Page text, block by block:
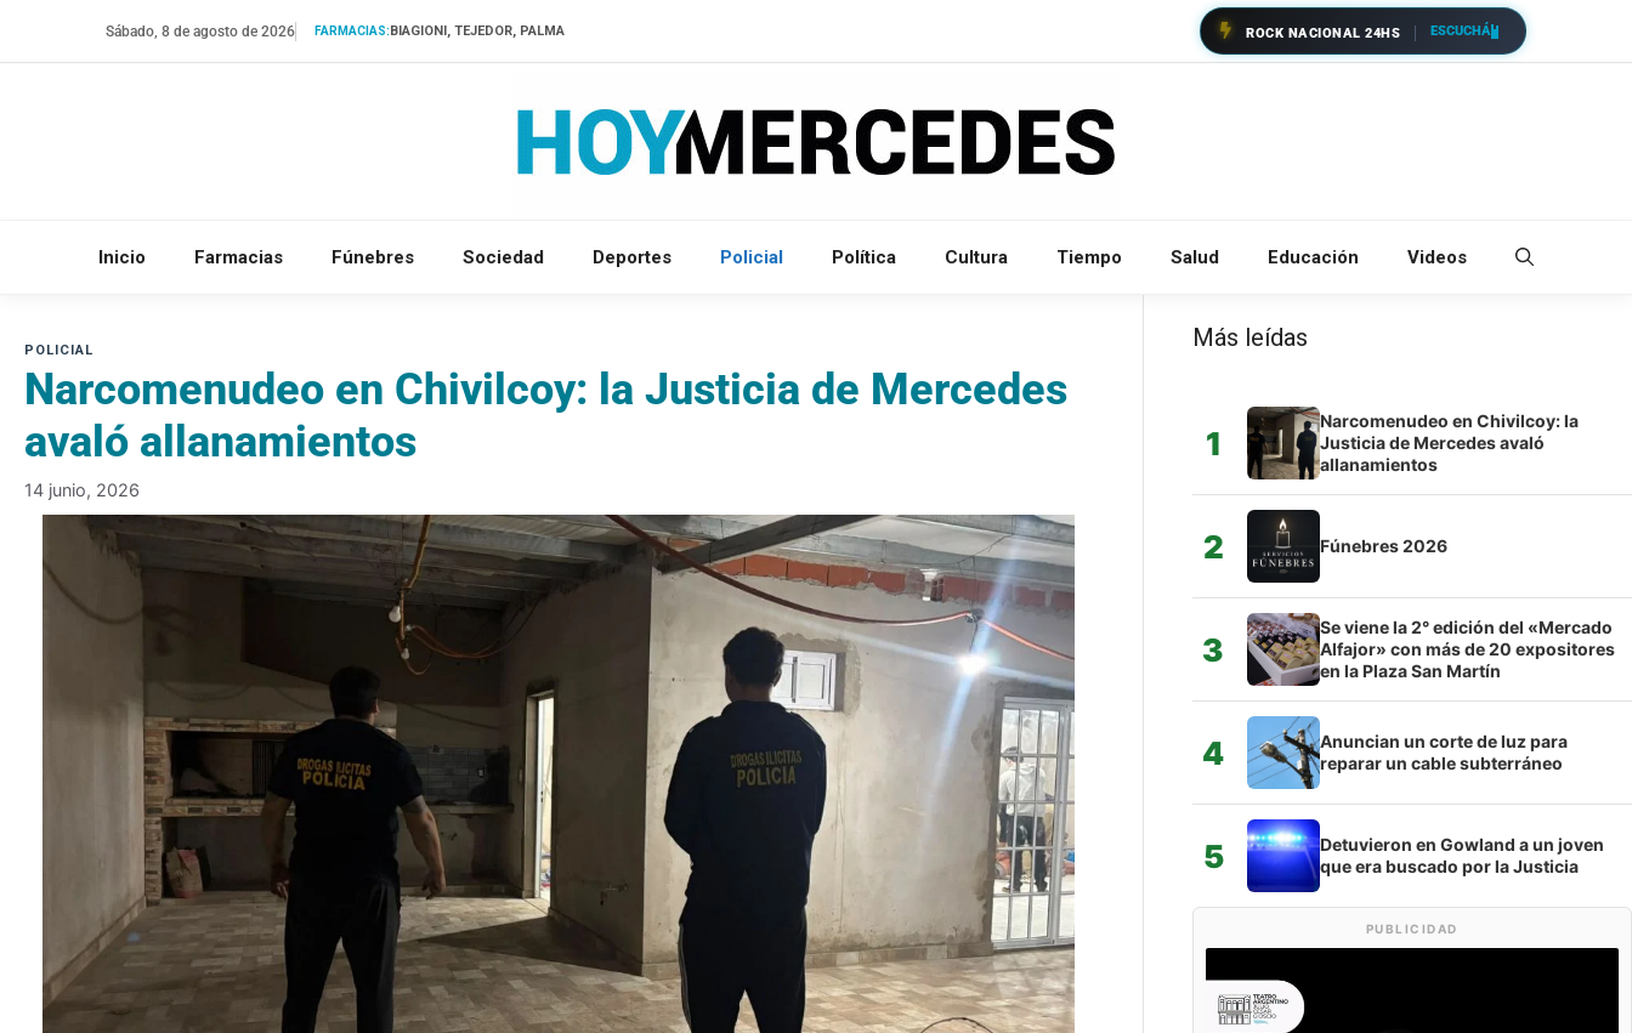
Sábado, 8 de agosto de 2026 FARMACIAS:BIAGIONI, TEJEDOR, PALMA ROCK NACIONAL 24HS ESCUCHÁ
Inicio Farmacias Fúnebres Sociedad Deportes Policial Política Cultura Tiempo Salud Educación Videos
Narcomenudeo en Chivilcoy: la Justicia de Mercedes
avaló allanamientos
14 junio, 2026
Más leídas
1
Narcomenudeo en Chivilcoy: la
Justicia de Mercedes avaló
allanamientos
2 Fúnebres 2026
3
Se viene la 2° edición del «Mercado
Alfajor» con más de 20 expositores
en la Plaza San Martín
4
Anuncian un corte de luz para
reparar un cable subterráneo
5
Detuvieron en Gowland a un joven
que era buscado por la Justicia
PUBLICIDAD